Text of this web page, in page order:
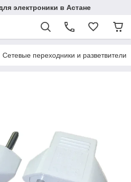
электроники в Астане
Сетевые переходники и разветвители